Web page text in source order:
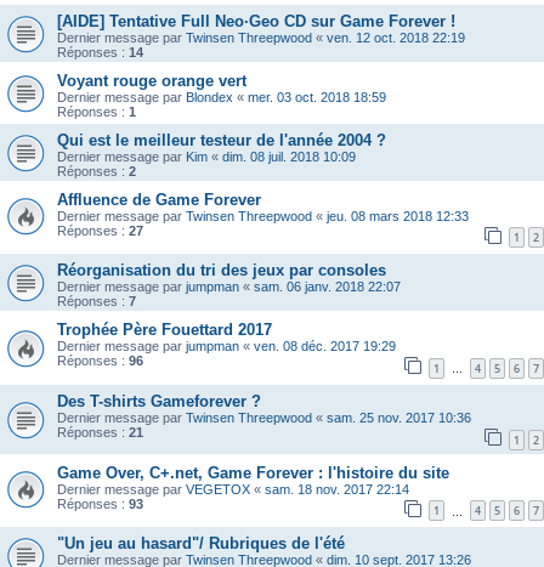
[AIDE] Tentative Full Neo·Geo CD sur Game Forever !
Dernier message par Twinsen Threepwood « ven. 12 oct. 2018 22:19
Réponses : 14
Voyant rouge orange vert
Dernier message par Blondex « mer. 03 oct. 2018 18:59
Réponses : 1
Qui est le meilleur testeur de l'année 2004 ?
Dernier message par Kim « dim. 08 juil. 2018 10:09
Réponses : 2
Affluence de Game Forever
Dernier message par Twinsen Threepwood « jeu. 08 mars 2018 12:33
Réponses : 27 1 2
Réorganisation du tri des jeux par consoles
Dernier message par jumpman « sam. 06 janv. 2018 22:07
Réponses : 7
Trophée Père Fouettard 2017
Dernier message par jumpman « ven. 08 déc. 2017 19:29
Réponses : 96 1 … 4 5 6 7
Des T-shirts Gameforever ?
Dernier message par Twinsen Threepwood « sam. 25 nov. 2017 10:36
Réponses : 21 1 2
Game Over, C+.net, Game Forever : l'histoire du site
Dernier message par VEGETOX « sam. 18 nov. 2017 22:14
Réponses : 93 1 4 5 6 7
"Un jeu au hasard"/ Rubriques de l'été
Dernier message par Twinsen Threepwood « dim. 10 sept. 2017 13:26